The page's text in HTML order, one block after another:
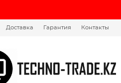
Доставка Гарантия Контакты